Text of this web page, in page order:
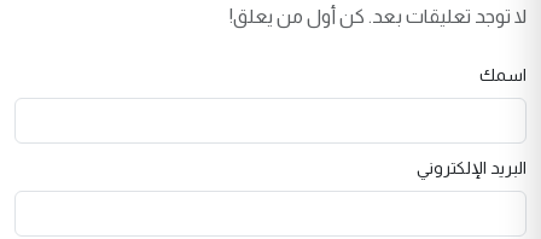
لا توجد تعليقات بعد. كن أول من يعلق!
اسمك
البريد الإلكتروني